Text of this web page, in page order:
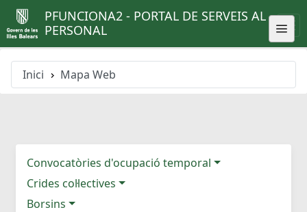
PFUNCIONA2 - PORTAL DE SERVEIS AL
PERSONAL
Inici Mapa Web
Convocatòries d'ocupació temporal
Crides col·lectives
Borsins